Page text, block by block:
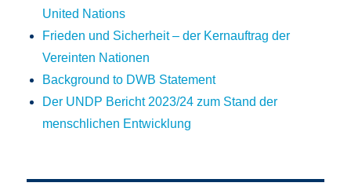
United Nations
Frieden und Sicherheit – der Kernauftrag der
Vereinten Nationen
Background to DWB Statement
Der UNDP Bericht 2023/24 zum Stand der
menschlichen Entwicklung